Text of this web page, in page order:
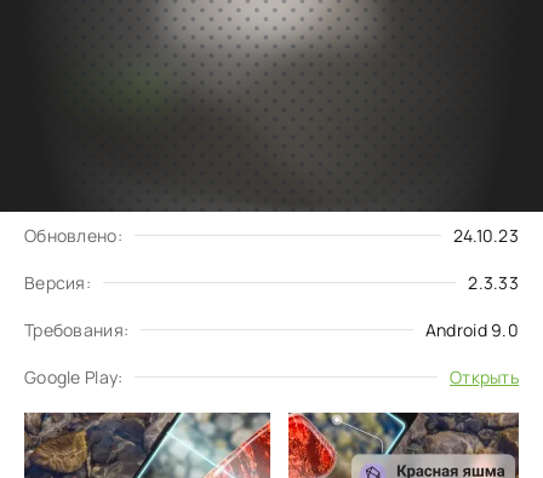
Обновлено: 24.10.23
Версия: 2.3.33
Требования: Android 9.0
Google Play: Открыть